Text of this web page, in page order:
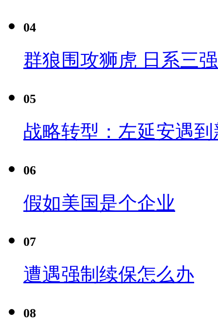
04
群狼围攻狮虎 日系三
05
战略转型：左延安遇
06
假如美国是个企业
07
遭遇强制续保怎么办
08